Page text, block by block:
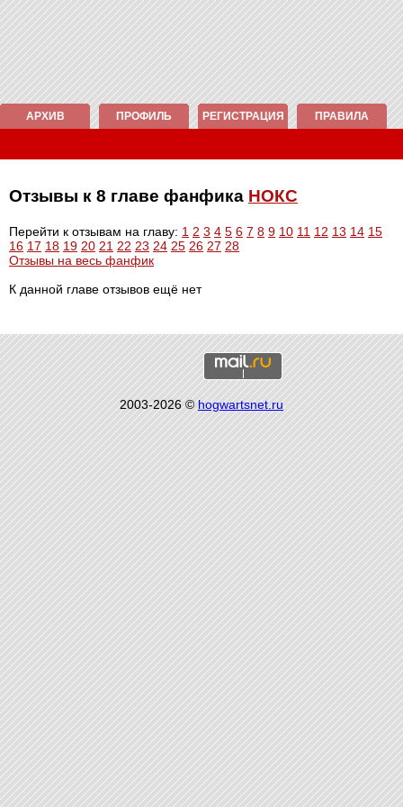
АРХИВ ПРОФИЛЬ РЕГИСТРАЦИЯ ПРАВИЛА
Отзывы к 8 главе фанфика НОКС
Перейти к отзывам на главу: 1 2 3 4 5 6 7 8 9 10 11 12 13 14 15
16 17 18 19 20 21 22 23 24 25 26 27 28
Отзывы на весь фанфик
К данной главе отзывов ещё нет
2003-2026 ©hogwartsnet.ru